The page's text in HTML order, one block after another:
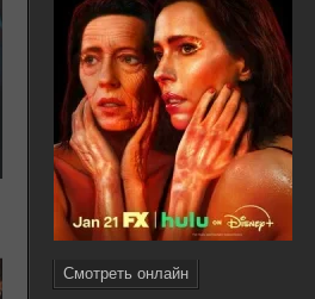
Смотреть онлайн